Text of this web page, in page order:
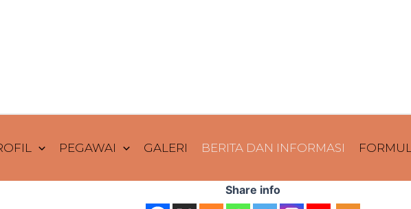
PEGAWAI GALERI BERITA DAN INFORMASI
Share info